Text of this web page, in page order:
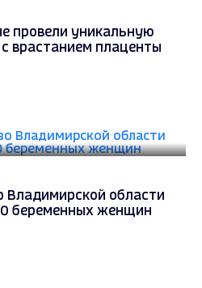
провели уникальную
врастанием плаценты
Владимирской области
беременных женщин